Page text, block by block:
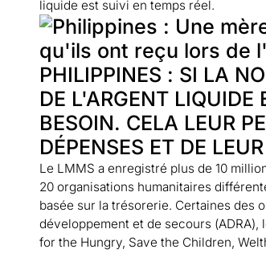
liquide est suivi en temps réel.
PHILIPPINES : SI LA
DE L'ARGENT LIQUIDE
BESOIN. CELA LEUR
DÉPENSES ET DE
Le LMMS a enregistré plus de 10
20 organisations humanitaires
basée sur la trésorerie. Certaines des
développement et de secours (ADRA),
for the Hungry, Save the Children,